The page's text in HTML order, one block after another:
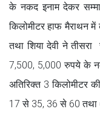
के नकद इनाम देकर
किलोमीटर हाफ मैराथन में
तथा शिया देवी ने
7,500, 5,000 रुपये के
अतिरिक्त 3
17 से 35, 36 से 60 तथा